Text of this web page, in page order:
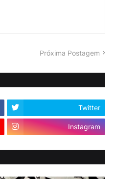
Próxima Postagem
Twitter
Instagram